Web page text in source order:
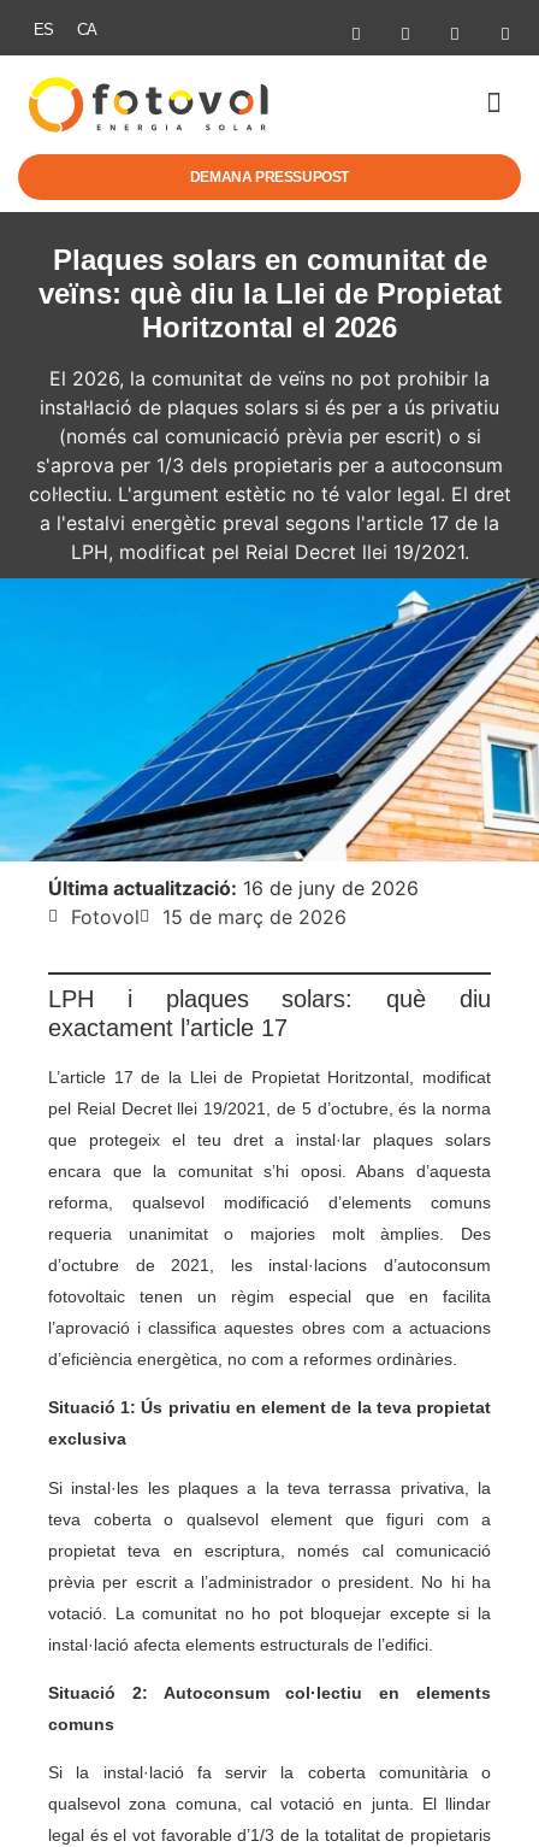
ES CA
DEMANA PRESSUPOST
Plaques solars en comunitat de
veïns: què diu la Llei de Propietat
Horitzontal el 2026
El 2026, la comunitat de veïns no pot prohibir la
instal·lació de plaques solars si és per a ús privatiu
(només cal comunicació prèvia per escrit) o si
s'aprova per 1/3 dels propietaris per a autoconsum
col·lectiu. L'argument estètic no té valor legal. El dret
a l'estalvi energètic preval segons l'article 17 de la
LPH, modificat pel Reial Decret llei 19/2021.
Última actualització: 16 de juny de 2026
Fotovol
15 de març de 2026
LPH i plaques solars: què diu
exactament l’article 17
L’article 17 de la Llei de Propietat Horitzontal, modificat
pel Reial Decret llei 19/2021, de 5 d’octubre, és la norma
que protegeix el teu dret a instal·lar plaques solars
encara que la comunitat s’hi oposi. Abans d’aquesta
reforma, qualsevol modificació d’elements comuns
requeria unanimitat o majories molt àmplies. Des
d’octubre de 2021, les instal·lacions d’autoconsum
fotovoltaic tenen un règim especial que en facilita
l’aprovació i classifica aquestes obres com a actuacions
d’eficiència energètica, no com a reformes ordinàries.
Situació 1: Ús privatiu en element de la teva propietat
exclusiva
Si instal·les les plaques a la teva terrassa privativa, la
teva coberta o qualsevol element que figuri com a
propietat teva en escriptura, només cal comunicació
prèvia per escrit a l’administrador o president. No hi ha
votació. La comunitat no ho pot bloquejar excepte si la
instal·lació afecta elements estructurals de l’edifici.
Situació 2: Autoconsum col·lectiu en elements
comuns
Si la instal·lació fa servir la coberta comunitària o
qualsevol zona comuna, cal votació en junta. El llindar
legal és el vot favorable d’1/3 de la totalitat de propietaris